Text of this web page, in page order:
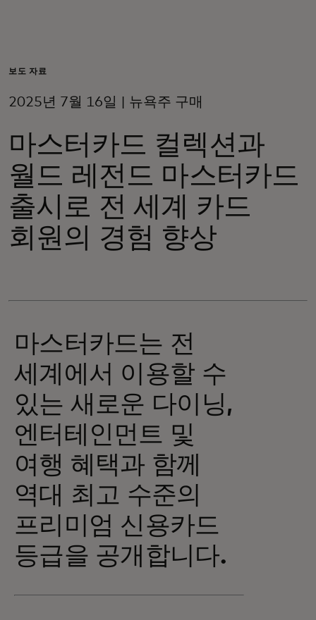
비즈니스 고객
이노베이터
뉴스 & 인사이트
보도 자료
2025년 7월 16일 | 뉴욕주 구매
마스터카드 컬렉션과
월드 레전드 마스터카드
출시로 전 세계 카드
회원의 경험 향상
마스터카드는 전
세계에서 이용할 수
있는 새로운 다이닝,
엔터테인먼트 및
여행 혜택과 함께
역대 최고 수준의
프리미엄 신용카드
등급을 공개합니다.